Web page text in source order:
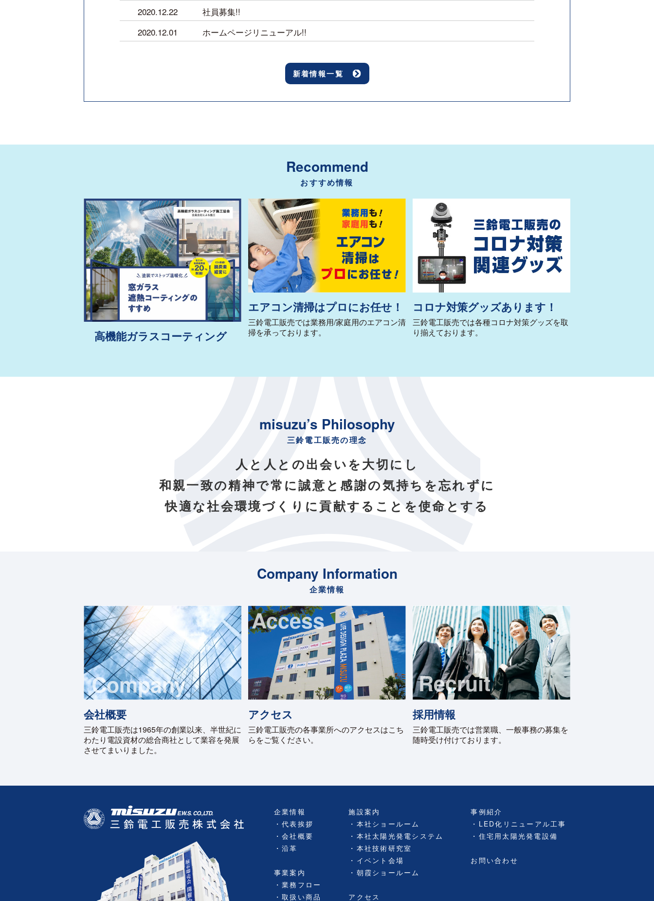
2020.12.22
社員募集!!
2020.12.01
ホームページリニューアル!!
新着情報一覧
Recommend
おすすめ情報
高機能ガラスコーティング
エアコン清掃はプロにお任せ！
三鈴電工販売では業務用/家庭用のエアコン清
掃を承っております。
コロナ対策グッズあります！
三鈴電工販売では各種コロナ対策グッズを取
り揃えております。
misuzu’s Philosophy
三鈴電工販売の理念
人と人との出会いを大切にし
和親一致の精神で常に誠意と感謝の気持ちを忘れずに
快適な社会環境づくりに貢献することを使命とする
Company Information
企業情報
Company
会社概要
三鈴電工販売は1965年の創業以来、半世紀に
わたり電設資材の総合商社として業容を発展
させてまいりました。
Access
アクセス
三鈴電工販売の各事業所へのアクセスはこち
らをご覧ください。
Recruit
採用情報
三鈴電工販売では営業職、一般事務の募集を
随時受け付けております。
企業情報
代表挨拶
会社概要
沿革
事業案内
業務フロー
取扱い商品
施設案内
本社ショールーム
本社太陽光発電システム
本社技術研究室
イベント会場
朝霞ショールーム
アクセス
事例紹介
LED化リニューアル工事
住宅用太陽光発電設備
お問い合わせ